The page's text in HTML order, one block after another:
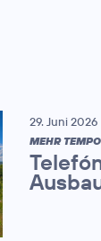
29. Juni 2026
MEHR